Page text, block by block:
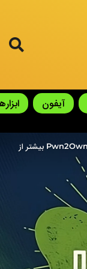
آیفون
محققان امنیتی در مسابقه Pwn2Own بیشتر از